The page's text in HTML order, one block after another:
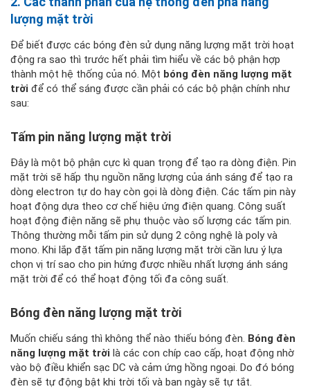
lượng mặt trời
Để biết được các bóng đèn sử dụng năng lượng mặt trời hoạt
động ra sao thì trước hết phải tìm hiểu về các bộ phận hợp
thành một hệ thống của nó. Một bóng đèn năng lượng mặt
trời để có thể sáng được cần phải có các bộ phận chính như
sau:
Tấm pin năng lượng mặt trời
Đây là một bộ phận cực kì quan trọng để tạo ra dòng điện. Pin
mặt trời sẽ hấp thụ nguồn năng lượng của ánh sáng để tạo ra
dòng electron tự do hay còn gọi là dòng điện. Các tấm pin này
hoạt động dựa theo cơ chế hiệu ứng điện quang. Công suất
hoạt động điện năng sẽ phụ thuộc vào số lượng các tấm pin.
Thông thường mỗi tấm pin sử dụng 2 công nghệ là poly và
mono. Khi lắp đặt tấm pin năng lượng mặt trời cần lưu ý lựa
chọn vị trí sao cho pin hứng được nhiều nhất lượng ánh sáng
mặt trời để có thể hoạt động tối đa công suất.
Bóng đèn năng lượng mặt trời
Muốn chiếu sáng thì không thể nào thiếu bóng đèn. Bóng đèn
năng lượng mặt trời là các con chíp cao cấp, hoạt động nhờ
vào bộ điều khiển sạc DC và cảm ứng hồng ngoại. Do đó bóng
đèn sẽ tự động bật khi trời tối và ban ngày sẽ tự tắt.